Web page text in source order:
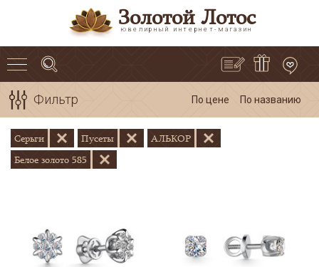
Золотой Лотос
ювелирный интернет-магазин
Фильтр По цене По названию
Серьги Пусеты
АЛЬКОР
Белое золото 585